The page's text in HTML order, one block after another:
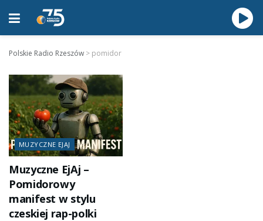
Polskie Radio Rzeszów > pomidor
MUZYCZNE EJAJ
Muzyczne EjAj –
Pomidorowy
manifest w stylu
czeskiej rap-polki